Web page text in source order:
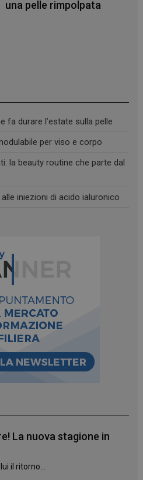
una pelle rimpolpata
fa durare l’estate sulla pelle
per viso e corpo
la beauty routine che parte dal
iniezioni di acido ialuronico
La nuova stagione in
il ritorno...
e l'accesso alle aree
non è in grado di
Google LLC
.panoramacosmetico.it